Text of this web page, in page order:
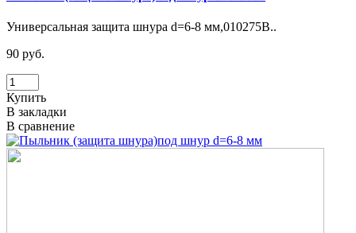
Универсальная защита шнура d=6-8 мм,010275B..
90 руб.
Купить
В закладки
В сравнение